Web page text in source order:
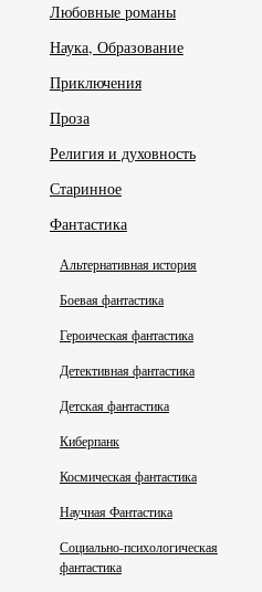
Любовные романы
Наука, Образование
Приключения
Проза
Религия и духовность
Старинное
Фантастика
Альтернативная история
Боевая фантастика
Героическая фантастика
Детективная фантастика
Детская фантастика
Киберпанк
Космическая фантастика
Научная Фантастика
Социально-психологическая
фантастика